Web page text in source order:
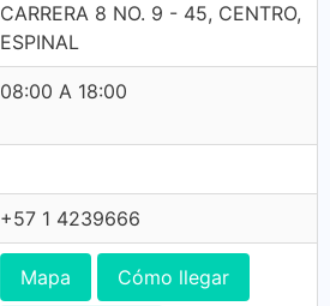
CARRERA 8 NO. 9 - 45, CENTRO,
ESPINAL
08:00 A 18:00
+57 1 4239666
Mapa Cómo llegar